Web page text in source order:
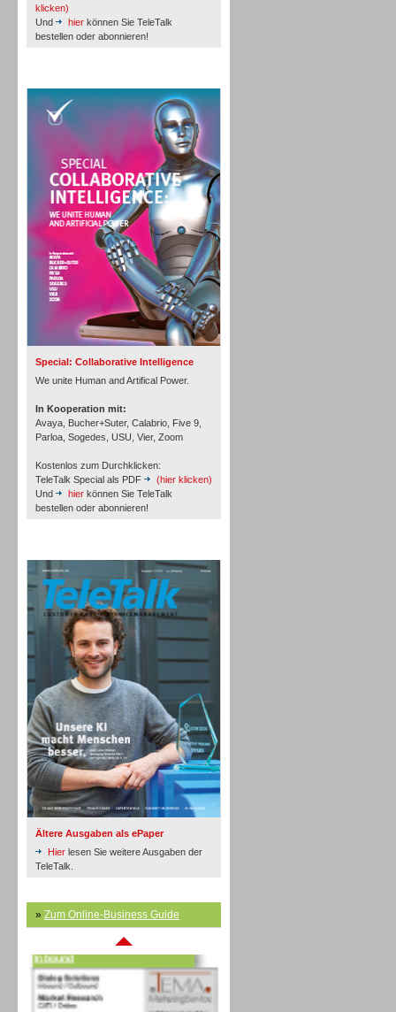
klicken)
Und
hier können Sie TeleTalk
bestellen oder abonnieren!
Special: Collaborative Intelligence
We unite Human and Artifical Power.
In Kooperation mit:
Avaya, Bucher+Suter, Calabrio, Five 9,
Parloa, Sogedes, USU, Vier, Zoom
Kostenlos zum Durchklicken:
TeleTalk Special als PDF
(hier klicken)
Und
hier können Sie TeleTalk
bestellen oder abonnieren!
Ältere Ausgaben als ePaper
Hier lesen Sie weitere Ausgaben der
TeleTalk.
» Zum Online-Business Guide
Personal
Inbound
Inbound
Inbound